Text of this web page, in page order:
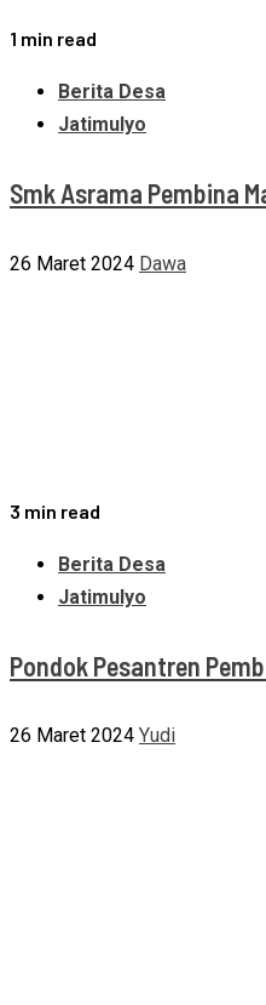
1 min read
Berita Desa
Jatimulyo
Smk Asrama Pembina
26 Maret 2024 Dawa
3 min read
Berita Desa
Jatimulyo
Pondok Pesantren
26 Maret 2024 Yudi